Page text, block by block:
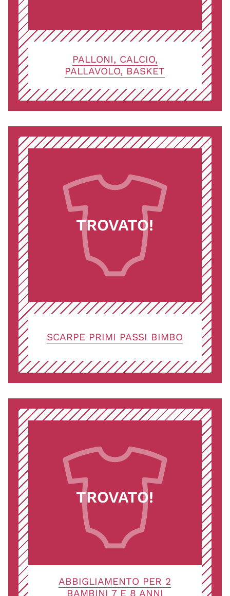
PALLONI, CALCIO,
PALLAVOLO, BASKET
TROVATO!
SCARPE PRIMI PASSI BIMBO
TROVATO!
ABBIGLIAMENTO PER 2
BAMBINI 7 E 8 ANNI